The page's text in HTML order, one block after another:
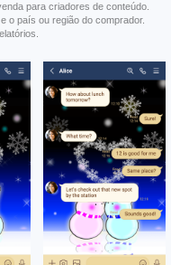
para criadores de conteúdo.
o país ou região do comprador.